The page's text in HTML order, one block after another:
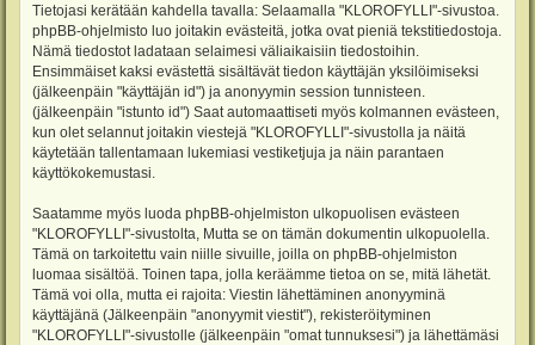
Tietojasi kerätään kahdella tavalla: Selaamalla "KLOROFYLLI"-sivustoa.
phpBB-ohjelmisto luo joitakin evästeitä, jotka ovat pieniä tekstitiedostoja.
Nämä tiedostot ladataan selaimesi väliaikaisiin tiedostoihin.
Ensimmäiset kaksi evästettä sisältävät tiedon käyttäjän yksilöimiseksi
(jälkeenpäin "käyttäjän id") ja anonyymin session tunnisteen.
(jälkeenpäin "istunto id") Saat automaattiseti myös kolmannen evästeen,
kun olet selannut joitakin viestejä "KLOROFYLLI"-sivustolla ja näitä
käytetään tallentamaan lukemiasi vestiketjuja ja näin parantaen
käyttökokemustasi.
Saatamme myös luoda phpBB-ohjelmiston ulkopuolisen evästeen
"KLOROFYLLI"-sivustolta, Mutta se on tämän dokumentin ulkopuolella.
Tämä on tarkoitettu vain niille sivuille, joilla on phpBB-ohjelmiston
luomaa sisältöä. Toinen tapa, jolla keräämme tietoa on se, mitä lähetät.
Tämä voi olla, mutta ei rajoita: Viestin lähettäminen anonyyminä
käyttäjänä (Jälkeenpäin "anonyymit viestit"), rekisteröityminen
"KLOROFYLLI"-sivustolle (jälkeenpäin "omat tunnuksesi") ja lähettämäsi